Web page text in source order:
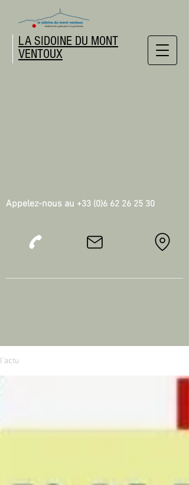
LA SIDOINE DU MONT
VENTOUX
Appelez-nous au +33 (0)6 62 26 25 30
l'actu